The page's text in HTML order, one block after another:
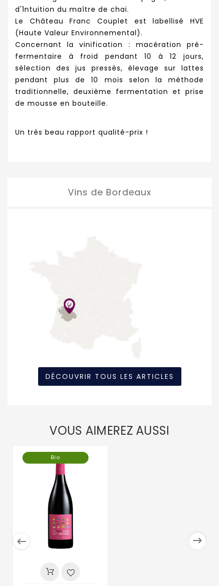
d'1ntuition du maître de chai.
Le Château Franc Couplet est labellisé HVE
(Haute Valeur Environnemental).
Concernant la vinification : macération pré-
fermentaire à froid pendant 10 à 12 jours,
sélection des jus pressés, élevage sur lattes
pendant plus de 10 mois selon la méthode
traditionnelle, deuxième fermentation et prise
de mousse en bouteille.
Un très beau rapport qualité-prix !
Vins de Bordeaux
DÉCOUVRIR TOUS LES ARTICLES
VOUS AIMEREZ AUSSI
 
Bio